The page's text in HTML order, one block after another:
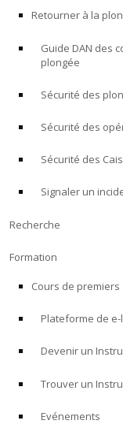
Alert Diver
Blog
Retourner à la
Guide DAN des
plongée
Sécurité des
Sécurité des
Sécurité des
Signaler un
Recherche
Formation
Cours de premiers
Plateforme de
Devenir un
Trouver un
Evénements